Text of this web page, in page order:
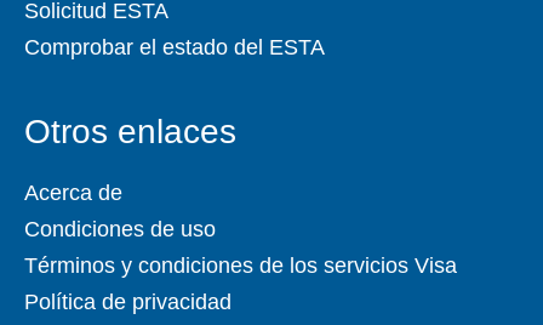
Solicitud ESTA
Comprobar el estado del ESTA
Otros enlaces
Acerca de
Condiciones de uso
Términos y condiciones de los servicios Visa
Política de privacidad